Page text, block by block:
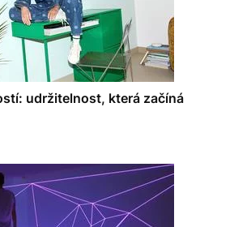
udržitelnost, která začíná